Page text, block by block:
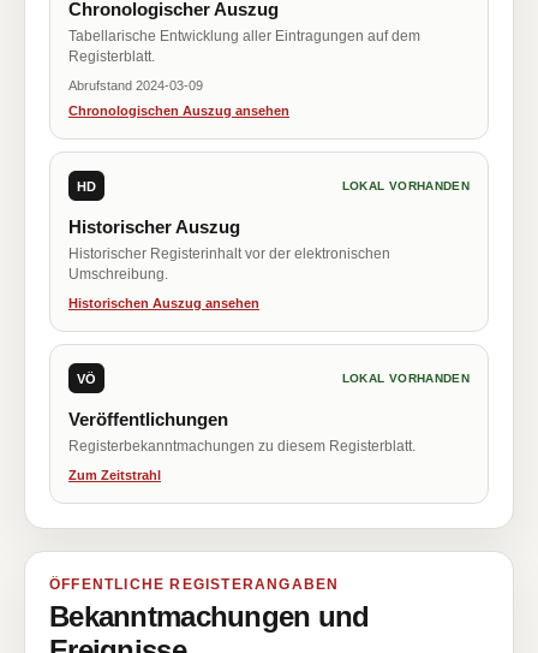
Chronologischer Auszug
Tabellarische Entwicklung aller Eintragungen auf dem
Registerblatt.
Abrufstand 2024-03-09
Chronologischen Auszug ansehen
HD LOKAL VORHANDEN
Historischer Auszug
Historischer Registerinhalt vor der elektronischen
Umschreibung.
Historischen Auszug ansehen
VÖ LOKAL VORHANDEN
Veröffentlichungen
Registerbekanntmachungen zu diesem Registerblatt.
Zum Zeitstrahl
ÖFFENTLICHE REGISTERANGABEN
Bekanntmachungen und